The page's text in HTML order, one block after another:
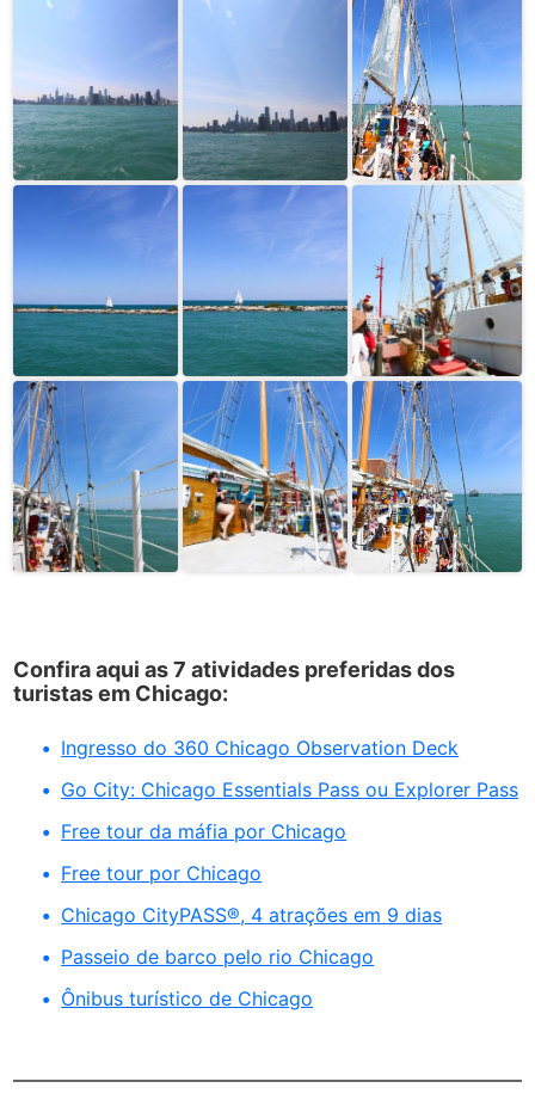
Confira aqui as 7 atividades preferidas dos
turistas em Chicago:
Ingresso do 360 Chicago Observation Deck
Go City: Chicago Essentials Pass ou Explorer Pass
Free tour da máfia por Chicago
Free tour por Chicago
Chicago CityPASS®, 4 atrações em 9 dias
Passeio de barco pelo rio Chicago
Ônibus turístico de Chicago